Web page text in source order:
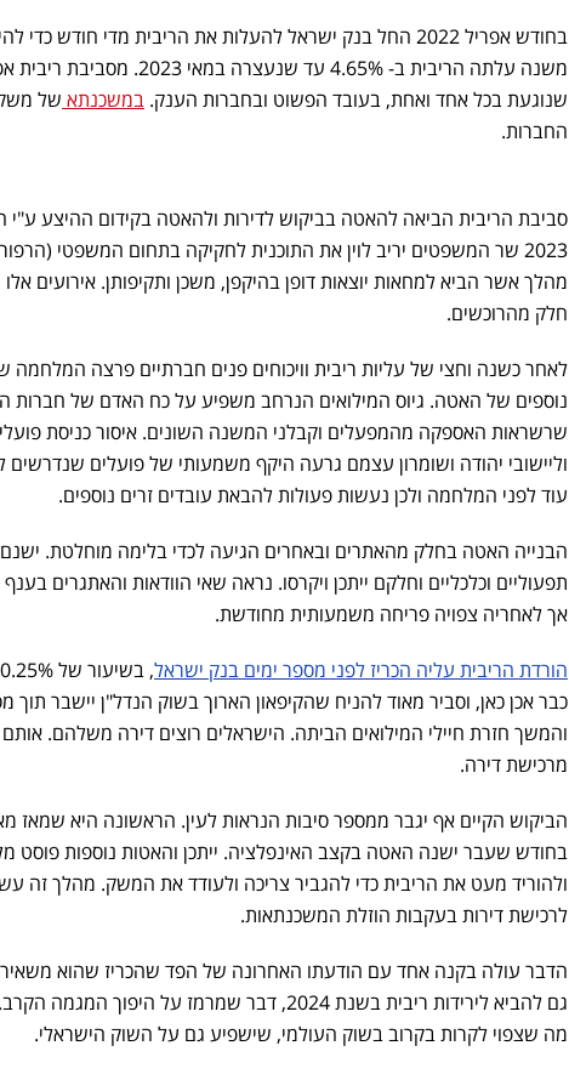
בחודש אפריל 2022 החל בנק ישראל להעלות את הריבית מדי חודש כדי להילחם
משנה עלתה הריבית ב- 4.65% עד
שנוגעת בכל אחד ואחת, בעובד הפשוט ובחברות הענק. במשכנתא של משק
החברות.
סביבת הריבית הביאה להאטה בביקוש לדירות ולהאטה בקידום ההיצע ע"י
2023 שר המשפטים יריב לוין את התוכנית לחקיקה בתחום המשפטי
מהלך אשר הביא למחאות יוצאות דופן בהיקפן, משכן ותקיפותן. אירועים
חלק מהרוכשים.
לאחר כשנה וחצי של עליות ריבית וויכוחים פנים חברתיים פרצה המלחמה
נוספים של האטה. גיוס המילואים הנרחב משפיע על כח האדם של חברות
שרשראות האספקה מהמפעלים וקבלני המשנה השונים. איסור כניסת
וליישובי יהודה ושומרון עצמם גרעה היקף משמעותי של פועלים
עוד לפני המלחמה ולכן נעשות פעולות להבאת עובדים זרים נוספים.
הבנייה האטה בחלק מהאתרים ובאחרים הגיעה לכדי בלימה מוחלטת.
תפעוליים וכלכליים וחלקם ייתכן ויקרסו. נראה שאי הוודאות והאתגרים
אך לאחריה צפויה פריחה משמעותית מחודשת.
הורדת הריבית עליה הכריז לפני מספר ימים בנק ישראל
כבר אכן כאן, וסביר מאוד להניח שהקיפאון הארוך בשוק הנדל"ן יישבר
והמשך חזרת חיילי המילואים הביתה. הישראלים רוצים דירה משלהם.
מרכישת דירה.
בחודש שעבר ישנה האטה בקצב האינפלציה. ייתכן והאטות נוספות פוסט
ולהוריד מעט את הריבית כדי להגביר צריכה ולעודד את המשק. מהלך זה
לרכישת דירות בעקבות הוזלת המשכנתאות.
הדבר עולה בקנה אחד עם הודעתו האחרונה של הפד שהכריז שהוא
גם להביא לירידות ריבית בשנת 2024, דבר שמרמז על
מה שצפוי לקרות בקרוב בשוק העולמי, שישפיע גם על השוק הישראלי.